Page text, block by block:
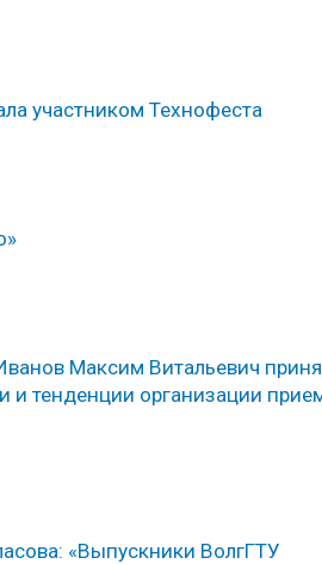
участником Технофеста
Максим Витальевич
и тенденции организации
«Выпускники ВолгГТУ